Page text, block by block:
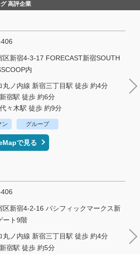
高評企業
区新宿4-3-17 FORECAST新宿SOUTH
内
丸ノ内線 新宿三丁目駅 徒歩 約4分
宿駅 徒歩 約6分
々木駅 徒歩 約9分
ン グループ
で見る
区新宿4-2-16 パシフィックマークス新
ート9階
丸ノ内線 新宿三丁目駅 徒歩 約4分
宿駅 徒歩 約5分